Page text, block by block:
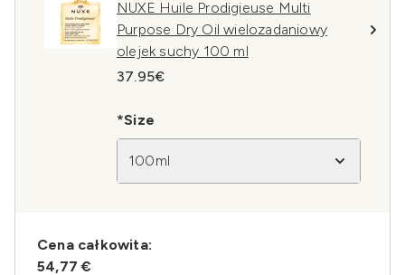
NUXE Huile Prodigieuse Multi
Purpose Dry Oil wielozadaniowy
olejek suchy 100 ml
37.95€
*Size
100ml
Cena całkowita:
54,77 €